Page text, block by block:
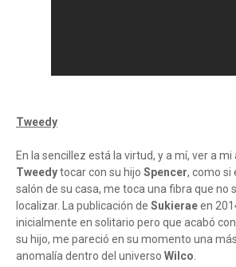
Tweedy
En la sencillez está la virtud, y a mí, ver a
Tweedytocar con su hijo Spencer, como si
salón de su casa, me toca una fibra que no
localizar. La publicación de Sukieraeen
inicialmente en solitario pero que acabó
su hijo, me pareció en su momento una
anomalía dentro del universo Wilco.